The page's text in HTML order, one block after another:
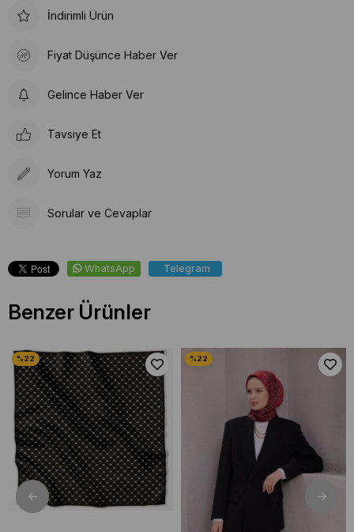
İndirimli Ürün
Fiyat Düşünce Haber Ver
Gelince Haber Ver
Tavsiye Et
Yorum Yaz
Sorular ve Cevaplar
WhatsApp Telegram
Benzer Ürünler